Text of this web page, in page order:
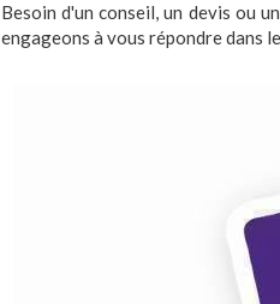
Besoin d'un conseil, un devis ou
engageons à vous répondre dans